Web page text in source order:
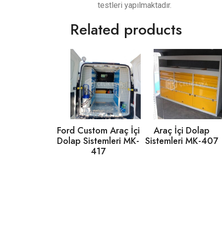
testleri yapılmaktadır.
Related products
Ford Custom Araç İçi
Dolap Sistemleri MK-
417
Araç İçi Dolap
Sistemleri MK-407